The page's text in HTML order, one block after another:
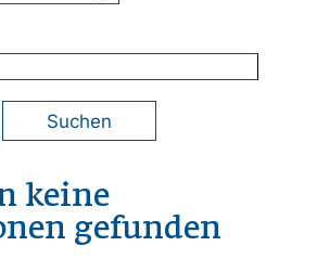
Suchen
keine
gefunden